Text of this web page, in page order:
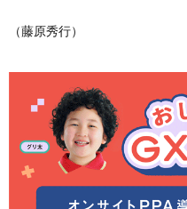
（藤原秀行）